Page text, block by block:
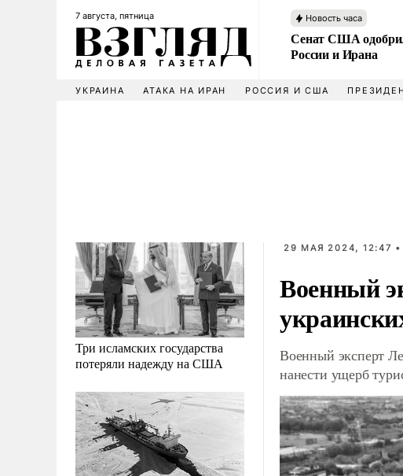
7 августа, пятница Новость часа
Сенат США
России и Ирана
УКРАИНА АТАКА НА ИРАН РОССИЯ И США
Три исламских государства
потеряли надежду на США
29 МАЯ 2024, 12:47 •
Военный
Военный эксперт
нанести ущерб